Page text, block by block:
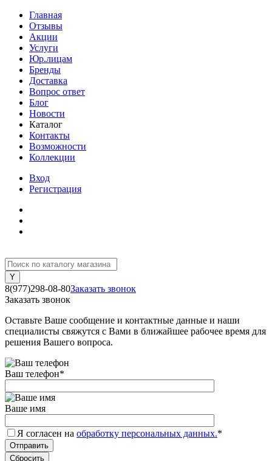
Главная
Отзывы
Акции
Услуги
Юр.лицам
Бренды
Доставка
Вопрос ответ
Блог
Новости
Каталог
Контакты
Возможности
Коллекции
Вход
Регистрация
8(977)298-08-80Заказать звонок
Заказать звонок
Оставьте Ваше сообщение и контактные данные и наши
специалисты свяжутся с Вами в ближайшее рабочее время для
решения Вашего вопроса.
Ваш телефон*
Ваше имя
Я согласен на обработку персональных данных.*